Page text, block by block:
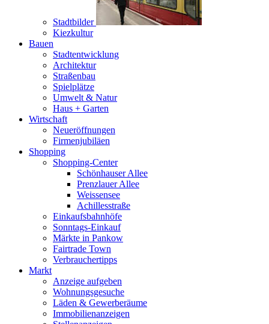
Stadtbilder
Kiezkultur
Bauen
Stadtentwicklung
Architektur
Straßenbau
Spielplätze
Umwelt & Natur
Haus + Garten
Wirtschaft
Neueröffnungen
Firmenjubiläen
Shopping
Shopping-Center
Schönhauser Allee
Prenzlauer Allee
Weissensee
Achillesstraße
Einkaufsbahnhöfe
Sonntags-Einkauf
Märkte in Pankow
Fairtrade Town
Verbrauchertipps
Markt
Anzeige aufgeben
Wohnungsgesuche
Läden & Gewerberäume
Immobilienanzeigen